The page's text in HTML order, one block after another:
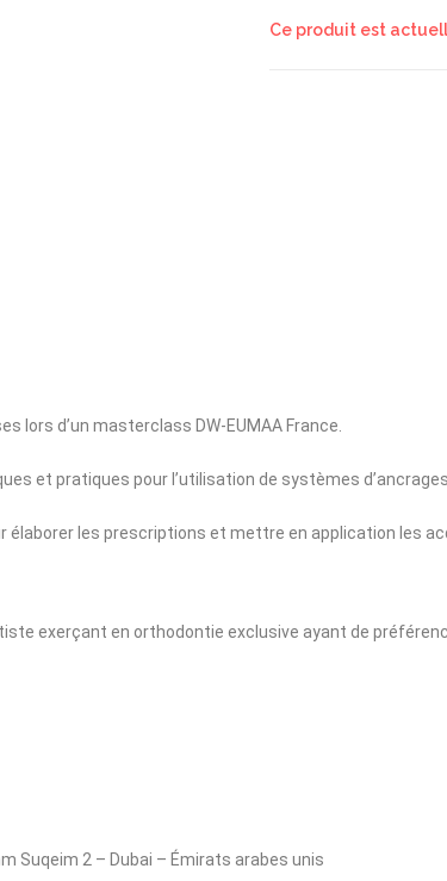
Ce produit est
lors d’un masterclass DW-EUMAA France.
et pratiques pour l’utilisation de systèmes
élaborer les prescriptions et mettre en application les
exerçant en orthodontie exclusive ayant de
Suqeim 2 – Dubai – Émirats arabes unis